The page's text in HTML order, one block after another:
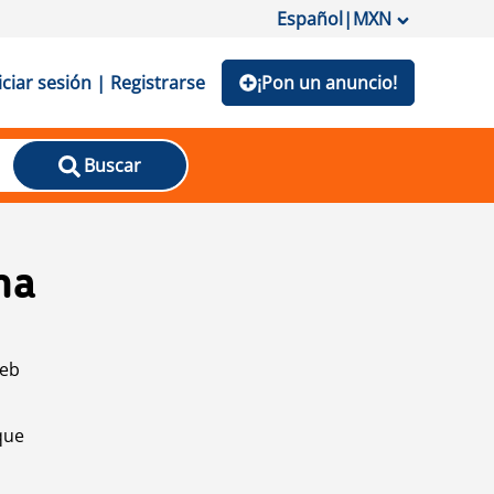
Español|MXN
sesión | Registrarse ¡Pon un anuncio!
Buscar